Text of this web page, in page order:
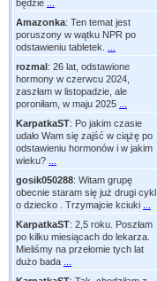
będzie
Amazonka: Ten temat jest
poruszony w wątku NPR po
odstawieniu tabletek.
rozmal: 26 lat, odstawione
hormony w czerwcu 2024,
zaszłam w listopadzie, ale
poroniłam, w maju 2025
KarpatkaST: Po jakim czasie
udało Wam się zajść w ciążę po
odstawieniu hormonów i w jakim
wieku?
gosik050288: Witam grupę
obecnie staram się już drugi cykl
o dziecko . Trzymajcie kciuki
KarpatkaST: 2,5 roku. Poszłam
po kilku miesiącach do lekarza.
Mieliśmy na przełomie tych lat
dużo bada